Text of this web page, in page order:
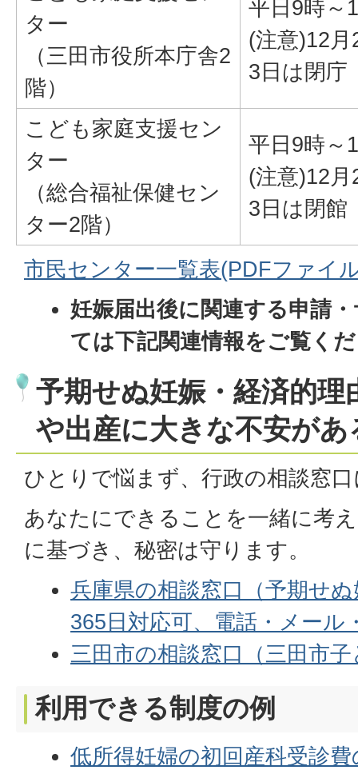
ター
（三田市役所本庁舎2
階）
平日9時～
(注意)12
3日は閉庁
こども家庭支援セン
ター
（総合福祉保健セン
ター2階）
平日9時～
(注意)12
3日は閉館
市民センター一覧表(PDFファイ
妊娠届出後に関連する申請
ては下記関連情報をご覧く
予期せぬ妊娠・経済的理
や出産に大きな不安があ
ひとりで悩まず、行政の相談窓
あなたにできることを一緒に考
に基づき、秘密は守ります。
兵庫県の相談窓口（予期せ
365日対応可、電話・メール
三田市の相談窓口（三田市
利用できる制度の例
低所得妊婦の初回産科受診費